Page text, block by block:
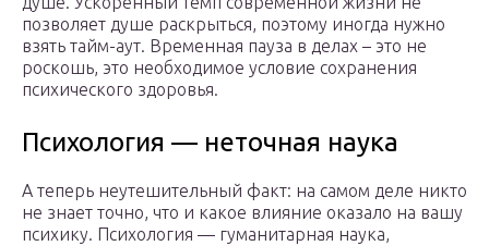
позволяет душе раскрыться, поэтому иногда нужно
взять тайм-аут. Временная пауза в делах – это не
роскошь, это необходимое условие сохранения
психического здоровья.
Психология — неточная наука
А теперь неутешительный факт: на самом деле никто
не знает точно, что и какое влияние оказало на вашу
психику. Психология — гуманитарная наука,